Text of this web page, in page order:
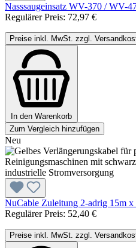
Nasssaugeinsatz WV-370 / WV-
Regulärer Preis: 72,97 €
Preise inkl. MwSt. zzgl.
In den Warenkorb
Zum Vergleich hinzufügen
Neu
NuCable Zuleitung 2-adrig 15m
Regulärer Preis: 52,40 €
Preise inkl. MwSt. zzgl.